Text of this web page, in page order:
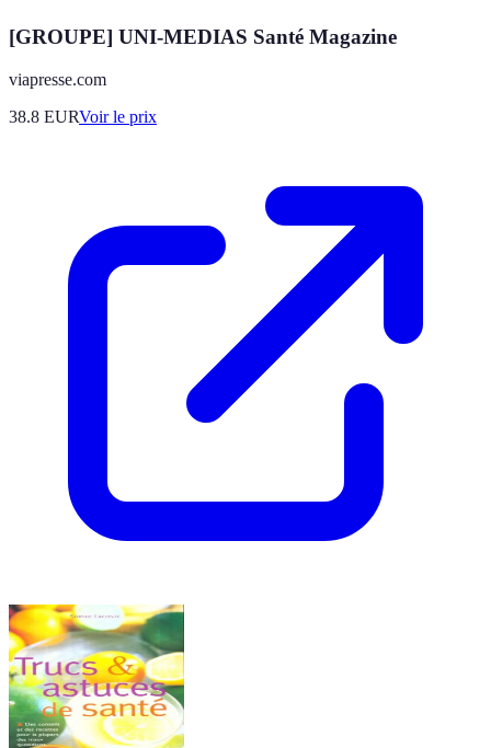
[GROUPE] UNI-MEDIAS Santé Magazine
viapresse.com
38.8 EURVoir le prix